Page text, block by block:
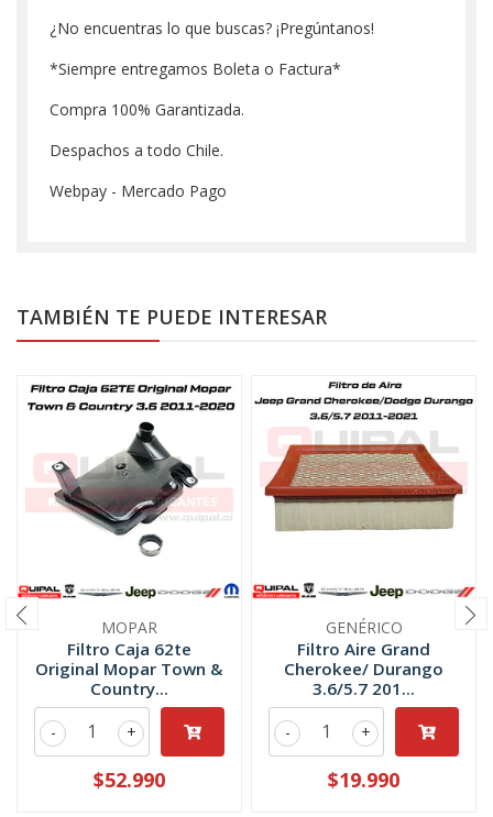
¿No encuentras lo que buscas? ¡Pregúntanos!
*Siempre entregamos Boleta o Factura*
Compra 100% Garantizada.
Despachos a todo Chile.
Webpay - Mercado Pago
TAMBIÉN TE PUEDE INTERESAR
MOPAR
Filtro Caja 62te
Original Mopar Town &
Country...
+
-
$52.990
GENÉRICO
Filtro Aire Grand
Cherokee/ Durango
3.6/5.7 201...
+
-
$19.990